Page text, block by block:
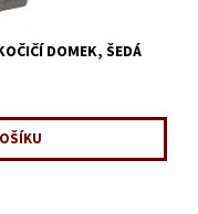
DOMEK, ŠEDÁ